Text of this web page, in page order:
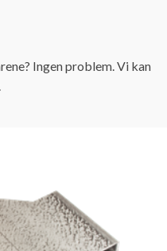
Ingen problem. Vi kan